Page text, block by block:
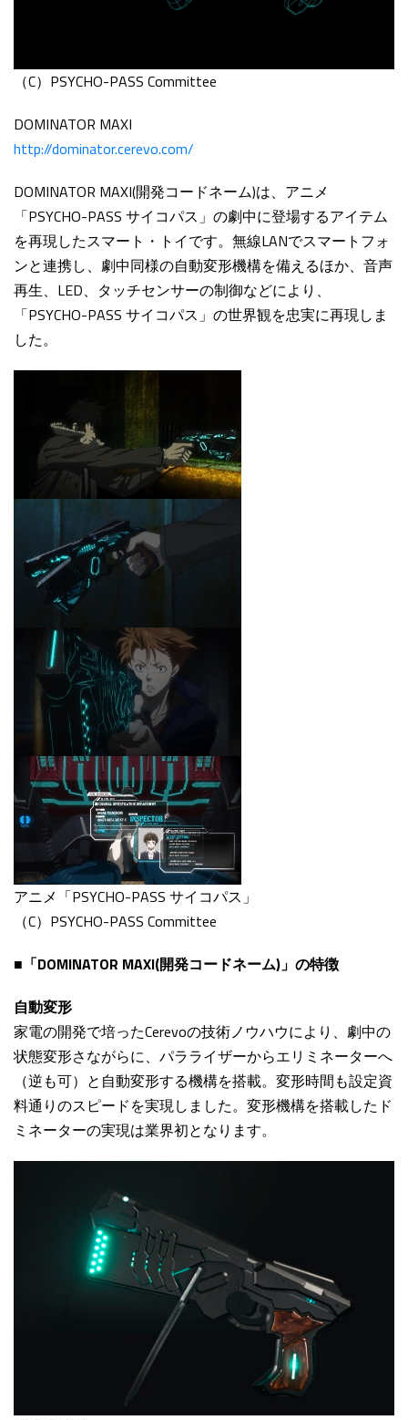
（C）PSYCHO-PASS Committee
DOMINATOR MAXI
http://dominator.cerevo.com/
DOMINATOR MAXI(開発コードネーム)は、アニメ
「PSYCHO-PASS サイコパス」の劇中に登場するアイテム
を再現したスマート・トイです。無線LANでスマートフォ
ンと連携し、劇中同様の自動変形機構を備えるほか、音声
再生、LED、タッチセンサーの制御などにより、
「PSYCHO-PASS サイコパス」の世界観を忠実に再現しま
した。
アニメ「PSYCHO-PASS サイコパス」
（C）PSYCHO-PASS Committee
■「DOMINATOR MAXI(開発コードネーム)」の特徴
自動変形
家電の開発で培ったCerevoの技術ノウハウにより、劇中の
状態変形さながらに、パラライザーからエリミネーターへ
（逆も可）と自動変形する機構を搭載。変形時間も設定資
料通りのスピードを実現しました。変形機構を搭載したド
ミネーターの実現は業界初となります。